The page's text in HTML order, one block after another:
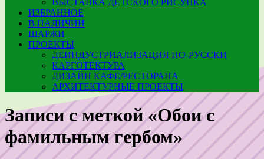
ВЫСТАВКА ДЕТСКОГО РИСУНКА
ИЗБРАННОЕ
В НАЛИЧИИ
ШАРЖИ
ПРОЕКТЫ
ДЕИНДУСТРИАЛИЗАЦИЯ ПО-РУССКИ
КАРГОТЕКТУРА
ДИЗАЙН КАФЕ/РЕСТОРАНА
АРХИТЕКТУРНЫЕ ПРОЕКТЫ
Записи с меткой «Обои с
фамильным гербом»